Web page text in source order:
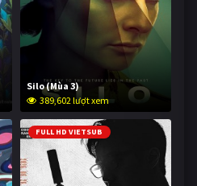
Silo (Mùa 3)
389,602 lượt xem
FULL HD VIETSUB